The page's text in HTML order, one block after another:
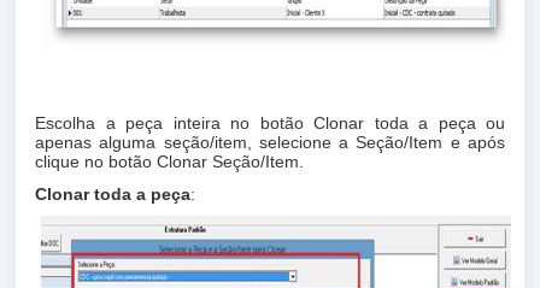
Escolha a peça inteira no botão Clonar toda a peça ou
apenas alguma seção/item, selecione a Seção/Item e após
clique no botão Clonar Seção/Item.
Clonar toda a peça: